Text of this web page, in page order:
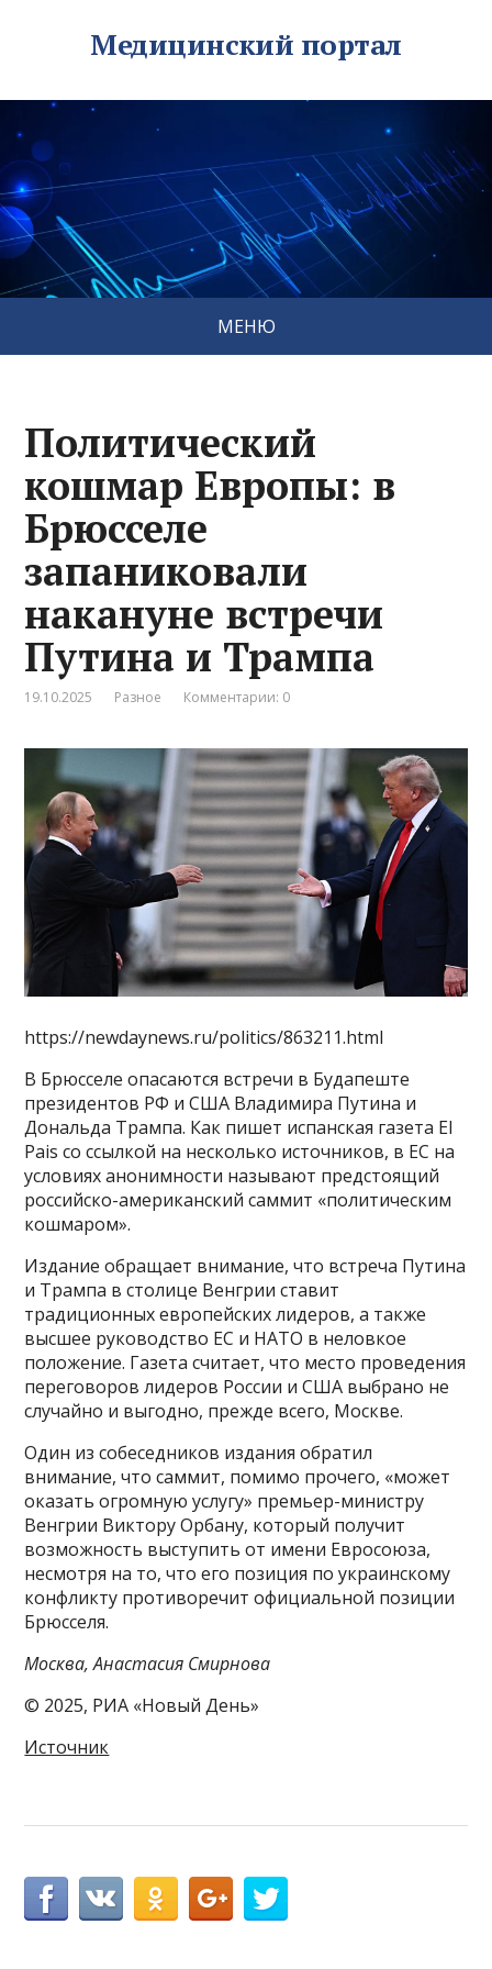
Медицинский портал
МЕНЮ
Политический
кошмар Европы: в
Брюсселе
запаниковали
накануне встречи
Путина и Трампа
19.10.2025 Разное Комментарии: 0
https://newdaynews.ru/politics/863211.html
В Брюсселе опасаются встречи в Будапеште
президентов РФ и США Владимира Путина и
Дональда Трампа. Как пишет испанская газета El
Pais со ссылкой на несколько источников, в ЕС на
условиях анонимности называют предстоящий
российско-американский саммит «политическим
кошмаром».
Издание обращает внимание, что встреча Путина
и Трампа в столице Венгрии ставит
традиционных европейских лидеров, а также
высшее руководство ЕС и НАТО в неловкое
положение. Газета считает, что место проведения
переговоров лидеров России и США выбрано не
случайно и выгодно, прежде всего, Москве.
Один из собеседников издания обратил
внимание, что саммит, помимо прочего, «может
оказать огромную услугу» премьер-министру
Венгрии Виктору Орбану, который получит
возможность выступить от имени Евросоюза,
несмотря на то, что его позиция по украинскому
конфликту противоречит официальной позиции
Брюсселя.
Москва, Анастасия Смирнова
© 2025, РИА «Новый День»
Источник